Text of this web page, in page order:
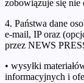
zobowiązuje się nie
4. Państwa dane
e-mail, IP oraz
przez NEWS
• wysyłki
informacyjnych i